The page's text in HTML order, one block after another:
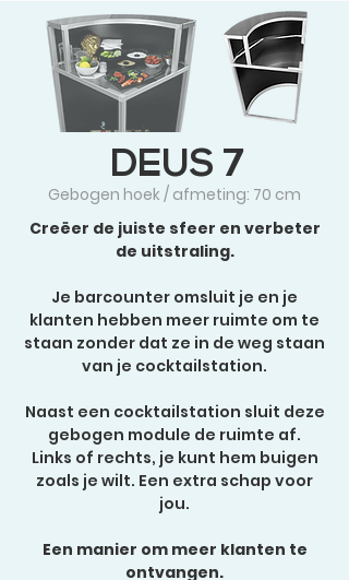
DEUS 7
Gebogen hoek / afmeting: 70 cm
Creëer de juiste sfeer en verbeter
de uitstraling.
Je barcounter omsluit je en je
klanten hebben meer ruimte om te
staan zonder dat ze in de weg staan
van je cocktailstation.
Naast een cocktailstation sluit deze
gebogen module de ruimte af.
Links of rechts, je kunt hem buigen
zoals je wilt. Een extra schap voor
jou.
Een manier om meer klanten te
ontvangen.